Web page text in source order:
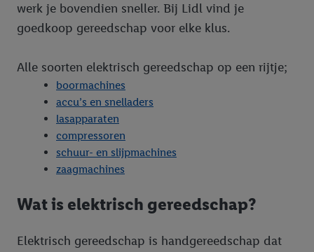
werk je bovendien sneller. Bij Lidl vind je
goedkoop gereedschap voor elke klus.
Alle soorten elektrisch gereedschap op een rijtje;
boormachines
accu’s en snelladers
lasapparaten
compressoren
schuur- en slijpmachines
zaagmachines
Wat is elektrisch gereedschap?
Elektrisch gereedschap is handgereedschap dat